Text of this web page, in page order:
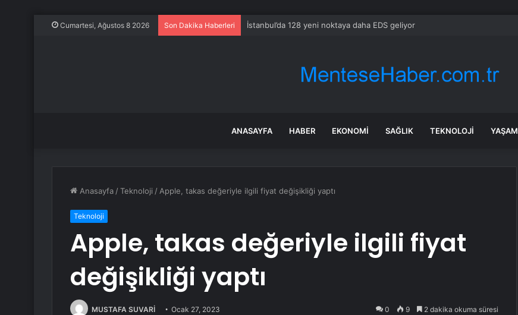
Cumartesi, Ağustos 8 2026 Son Dakika Haberleri İstanbul’da 128 yeni noktaya daha EDS geliyor
ANASAYFA HABER EKONOMI SAĞLIK TEKNOLOJI YAŞAM
Anasayfa /Teknoloji / Apple, takas değeriyle ilgili fiyat değişikliği yaptı
Teknoloji
Apple, takas değeriyle ilgili fiyat
değişikliği yaptı
MUSTAFA SUVARİ Ocak 27, 2023 0 9 2 dakika okuma süresi